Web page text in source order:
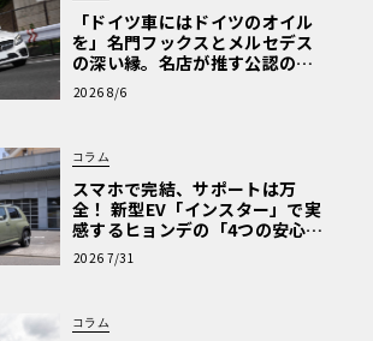
「ドイツ車にはドイツのオイル
を」名門フックスとメルセデス
の深い縁。名店が推す公認の安
心と、Cクラスで味わうシルキー
な走り〈PR〉
2026 8/6
コラム
スマホで完結、サポートは万
全！ 新型EV「インスター」で実
感するヒョンデの「4つの安心」
【第1回・ヒョンデ6つの疑問：
Why? Hyundai?】〈PR〉
2026 7/31
コラム